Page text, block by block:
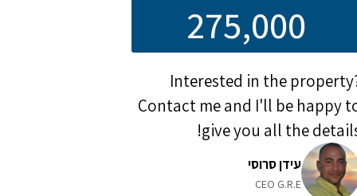
275,000
Interested in the
Contact me and I'll be happy
give you all the
עידן סרוסי
CEO G.R.E